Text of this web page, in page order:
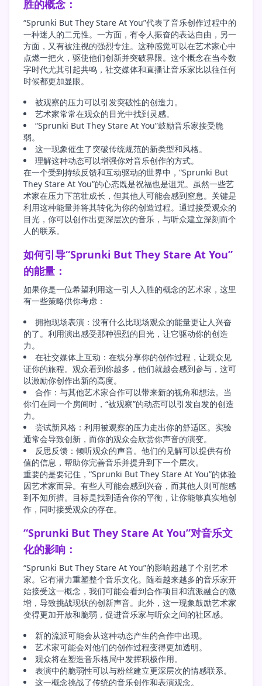
胜的概念：
“Sprunki But They Stare At You”代表了音乐创作过程中的
一种迷人的二元性。一方面，有令人振奋的表达自由，另一
方面，又有被注视的强烈专注。这种感觉可以在艺术家心中
点燃一把火，驱使他们创新并突破界限。这个概念在当今数
字时代尤其引起共鸣，社交媒体和直播让音乐家比以往任何
时候都更加显眼。
被观察的压力可以引发突破性的创造力。
艺术家常常在观众的目光中找到灵感。
“Sprunki But They Stare At You”鼓励音乐家接受脆
弱。
这一现象催生了突破传统规范的新类型和风格。
理解这种动态可以增强你对音乐创作的方式。
在一个受到持续反馈和互动驱动的世界中，“Sprunki But
They Stare At You”的心态既是祝福也是诅咒。虽然一些艺
术家在压力下茁壮成长，但其他人可能会感到窒息。关键是
利用这种能量并将其转化为你的创造过程。通过接受观众的
目光，你可以创作出更深层次的音乐，与听众建立深刻而个
人的联系。
如何引导“Sprunki But They Stare At You”
的能量：
如果你是一位希望利用这一引人入胜的概念的艺术家，这里
有一些策略供你考虑：
拥抱现场表演：没有什么比现场观众的能量更让人兴奋
的了。利用演出感受那种强烈的目光，让它驱动你的创造
力。
在社交媒体上互动：在线分享你的创作过程，让观众见
证你的旅程。观众看到你越多，他们就越会感到参与，这可
以激励你创作出新的高度。
合作：与其他艺术家合作可以带来新的视角和想法。当
你们在同一个房间时，“被观察”的动态可以引发自发的创造
力。
尝试新风格：利用被观察的压力走出你的舒适区。实验
通常会导致创新，而你的观众会欣赏你声音的演变。
反思反馈：倾听观众的声音。他们的见解可以提供有价
值的信息，帮助你完善音乐并提升到下一个层次。
重要的是要记住，“Sprunki But They Stare At You”的体验
因艺术家而异。有些人可能会感到兴奋，而其他人则可能感
到不知所措。目标是找到适合你的平衡，让你能够真实地创
作，同时接受观众的存在。
“Sprunki But They Stare At You”对音乐文
化的影响：
“Sprunki But They Stare At You”的影响超越了个别艺术
家。它有潜力重塑整个音乐文化。随着越来越多的音乐家开
始接受这一概念，我们可能会看到合作项目和流派融合的激
增，导致挑战现状的创新声音。此外，这一现象鼓励艺术家
变得更加开放和脆弱，促进音乐家与听众之间的社区感。
新的流派可能会从这种动态产生的合作中出现。
艺术家可能会对他们的创作过程变得更加透明。
观众将在塑造音乐格局中发挥积极作用。
表演中的脆弱性可以与粉丝建立更深层次的情感联系。
这一概念挑战了传统的音乐创作和表演观念。